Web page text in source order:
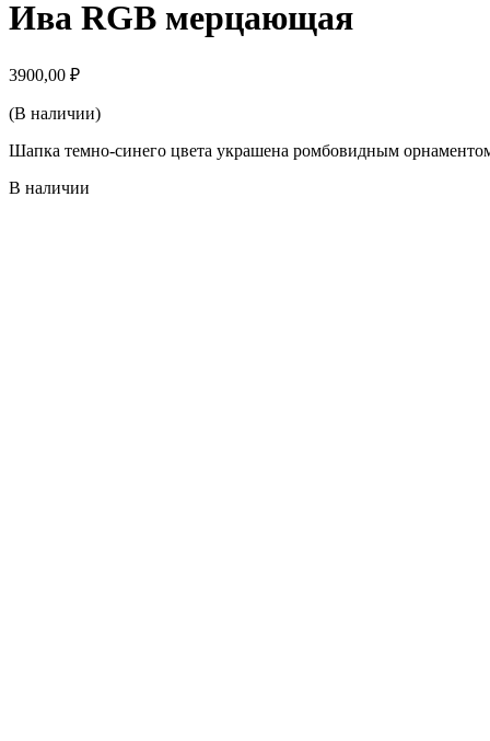
на
основе
Ива RGB мерцающая
3900,00 ₽
(В наличии)
Шапка темно-синего цвета украшена ромбовидным
В наличии